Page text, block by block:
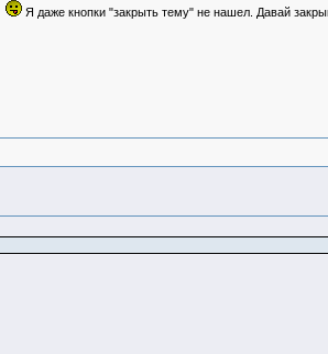
Я даже кнопки "закрыть тему" не нашел. Давай